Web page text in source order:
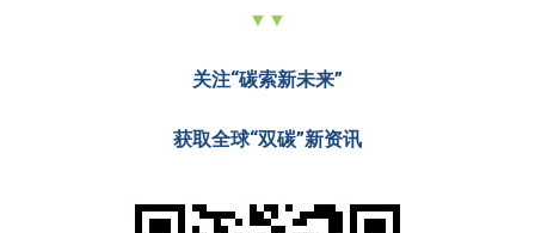
▼▼
关注“碳索新未来”
获取全球“双碳”新资讯